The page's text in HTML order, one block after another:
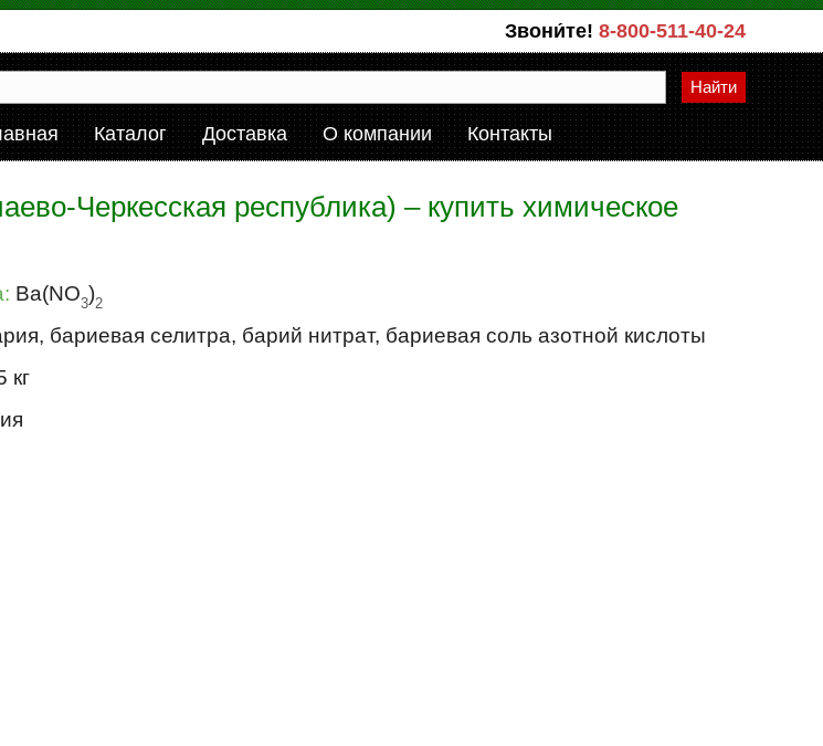
Звони́те! 8-800-511-40-24
Найти
Каталог Доставка О компании Контакты
Черкесская республика) – купить химическое
Ba(NO3)2
бариевая селитра, барий нитрат, бариевая соль азотной кислоты
кг